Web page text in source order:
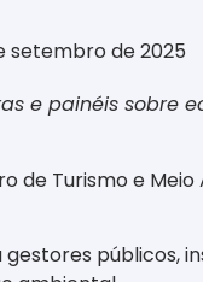
setembro de 2025
e painéis sobre
de Turismo e
públicos,